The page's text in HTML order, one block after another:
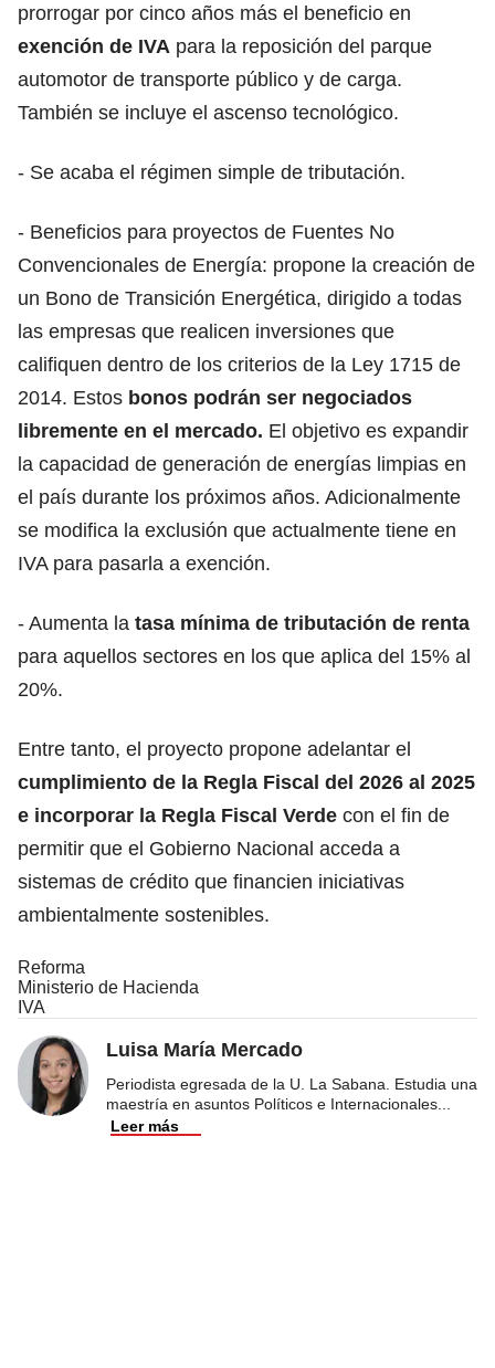
prorrogar por cinco años más el beneficio en
exención de IVA para la reposición del parque
automotor de transporte público y de carga.
También se incluye el ascenso tecnológico.
- Se acaba el régimen simple de tributación.
- Beneficios para proyectos de Fuentes No
Convencionales de Energía: propone la creación de
un Bono de Transición Energética, dirigido a todas
las empresas que realicen inversiones que
califiquen dentro de los criterios de la Ley 1715 de
2014. Estos bonos podrán ser negociados
libremente en el mercado. El objetivo es expandir
la capacidad de generación de energías limpias en
el país durante los próximos años. Adicionalmente
se modifica la exclusión que actualmente tiene en
IVA para pasarla a exención.
- Aumenta la tasa mínima de tributación de renta
para aquellos sectores en los que aplica del 15% al
20%.
Entre tanto, el proyecto propone adelantar el
cumplimiento de la Regla Fiscal del 2026 al 2025
e incorporar la Regla Fiscal Verde con el fin de
permitir que el Gobierno Nacional acceda a
sistemas de crédito que financien iniciativas
ambientalmente sostenibles.
Reforma
Ministerio de Hacienda
IVA
Luisa María Mercado
Periodista egresada de la U. La Sabana. Estudia una
maestría en asuntos Políticos e Internacionales
Leer más